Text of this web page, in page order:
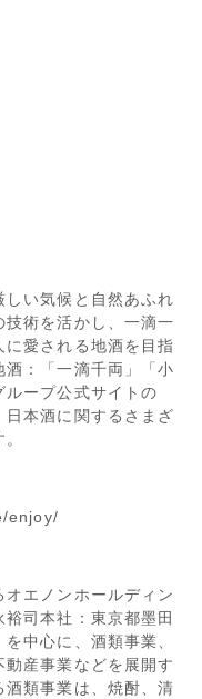
い気候と自然あふれ
技術を活かし、一滴一
愛される地酒を目指
酒：「一滴千両」「小
ループ公式サイトの
日本酒に関するさまざ
enjoy/
エノンホールディン
司本社：東京都墨田
中心に、酒類事業、
産事業などを展開す
酒類事業は、焼酎、清